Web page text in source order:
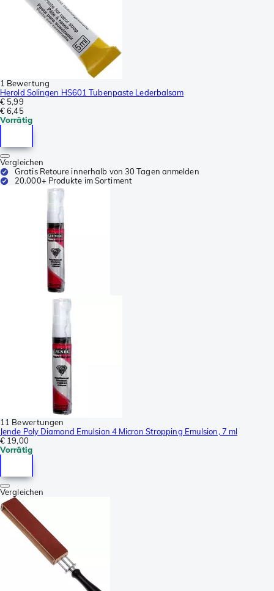
1 Bewertung
Herold Solingen HS601 Tubenpaste Lederbalsam
€ 5,99
€ 6,45
Vorrätig
Vergleichen
Gratis Retoure innerhalb von 30 Tagen anmelden
20.000+ Produkte im Sortiment
11 Bewertungen
Jende Poly Diamond Emulsion 4 Micron Stropping Emulsion, 7 ml
€ 19,00
Vorrätig
Vergleichen